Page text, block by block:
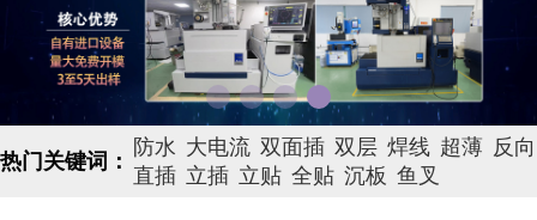
热门关键词：
防水 大电流 双面插 双层 焊线 超薄 反向
直插 立插 立贴 全贴 沉板 鱼叉